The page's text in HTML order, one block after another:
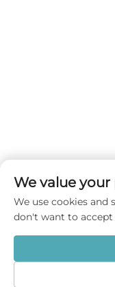
We value your
We use cookies and
don't want to accept